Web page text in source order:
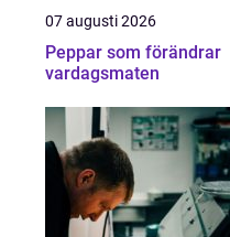
07 augusti 2026
Peppar som förändrar
vardagsmaten